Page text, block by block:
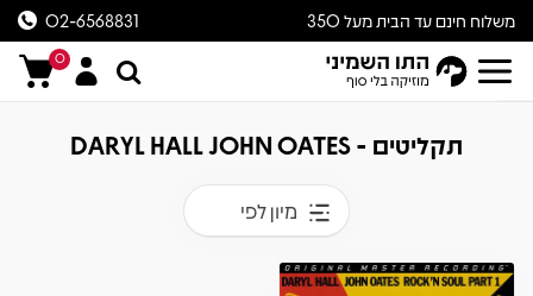
משלוח חינם עד הבית מעל 350
ש״ח
02-6568831
0
תקליטים - DARYL HALL JOHN OATES
מיון לפי